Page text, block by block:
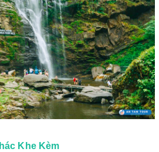
Khe Kèm